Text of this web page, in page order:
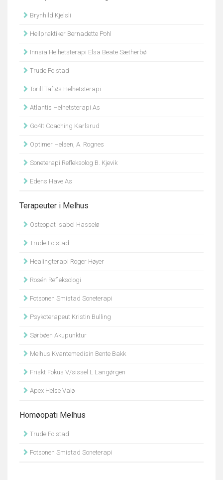
Brynhild Kjelsli
Heilpraktiker Bernadette Pohl
Innsia Helhetsterapi Elsa Beate Sætherbø
Trude Folstad
Torill Taftøs Helhetsterapi
Atlantis Helhetsterapi As
Go4It Coaching Karlsrud
Optimer Helsen, A. Rognes
Soneterapi Refleksolog B. Kjevik
Edens Have As
Terapeuter i Melhus
Osteopat Isabel Hasselø
Trude Folstad
Healingterapi Roger Høyer
Rosén Refleksologi
Fotsonen Smistad Soneterapi
Psykoterapeut Kristin Bulling
Sørbøen Akupunktur
Melhus Kvantemedisin Bente Bakk
Friskt Fokus V/sissel L Langørgen
Apex Helse Valø
Homøopati Melhus
Trude Folstad
Fotsonen Smistad Soneterapi